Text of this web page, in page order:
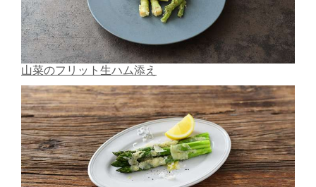
山菜のフリット生ハム添え